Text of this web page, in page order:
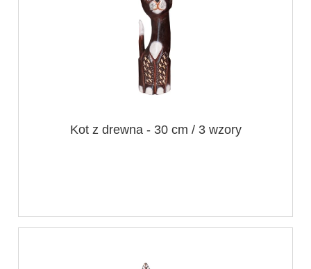
Kot z drewna - 30 cm / 3 wzory